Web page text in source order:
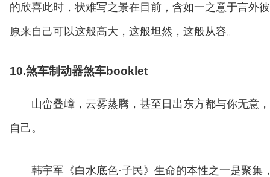
的欣喜此时，状难写之景在目前，含如一之意于言外
原来自己可以这般高大，这般坦然，这般从容。
10.煞车制动器煞车booklet
山峦叠嶂，云雾蒸腾，甚至日出东方都与你无
自己。
韩宇军《白水底色·子民》生命的本性之一是聚